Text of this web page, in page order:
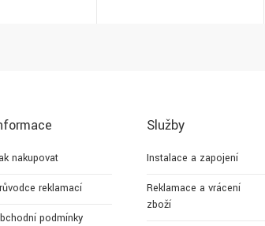
nakupovat
reklamací
podmínky
Služby
Instalace a zapojení
Reklamace a vrácení
zboží